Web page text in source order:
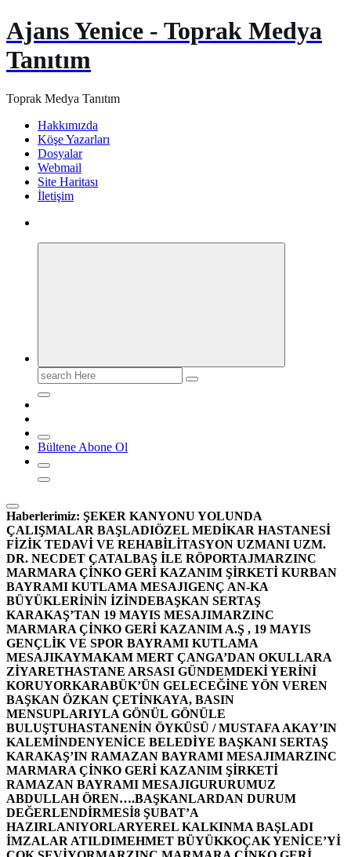
Ajans Yenice - Toprak Medya
Tanıtım
Toprak Medya Tanıtım
Hakkımızda
Köşe Yazarları
Dosyalar
Webmail
Site Haritası
İletişim
Search
for:
Bültene Abone Ol
Haberlerimiz: ŞEKER KANYONU YOLUNDA
ÇALIŞMALAR BAŞLADIÖZEL MEDİKAR HASTANESİ
FİZİK TEDAVİ VE REHABİLİTASYON UZMANI UZM.
DR. NECDET ÇATALBAŞ İLE RÖPORTAJMARZINC
MARMARA ÇİNKO GERİ KAZANIM ŞİRKETİ KURBAN
BAYRAMI KUTLAMA MESAJIGENÇ AN-KA
BÜYÜKLERİNİN İZİNDEBAŞKAN SERTAŞ
KARAKAŞ’TAN 19 MAYIS MESAJIMARZINC
MARMARA ÇİNKO GERİ KAZANIM A.Ş , 19 MAYIS
GENÇLİK VE SPOR BAYRAMI KUTLAMA
MESAJIKAYMAKAM MERT ÇANGA’DAN OKULLARA
ZİYARETHASTANE ARSASI GÜNDEMDEKİ YERİNİ
KORUYORKARABÜK’ÜN GELECEĞİNE YÖN VEREN
BAŞKAN ÖZKAN ÇETİNKAYA, BASIN
MENSUPLARIYLA GÖNÜL GÖNÜLE
BULUŞTUHASTANENİN ÖYKÜSÜ / MUSTAFA AKAY’IN
KALEMİNDENYENİCE BELEDİYE BAŞKANI SERTAŞ
KARAKAŞ’IN RAMAZAN BAYRAMI MESAJIMARZINC
MARMARA ÇİNKO GERİ KAZANIM ŞİRKETİ
RAMAZAN BAYRAMI MESAJIGURURUMUZ
ABDULLAH ÖREN….BAŞKANLARDAN DURUM
DEĞERLENDİRMESİ8 ŞUBAT’A
HAZIRLANIYORLARYEREL KALKINMA BAŞLADI
İMZALAR ATILDIMEHMET BÜYÜKKOÇAK YENİCE’Yİ